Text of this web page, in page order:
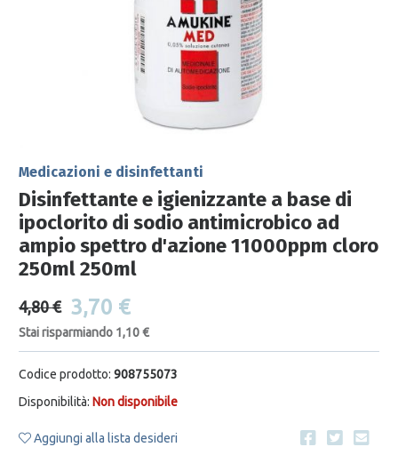
Medicazioni e disinfettanti
Disinfettante e igienizzante a base di
ipoclorito di sodio antimicrobico ad
ampio spettro d'azione 11000ppm cloro
250ml 250ml
4,80 € 3,70 €
Stai risparmiando 1,10 €
Codice prodotto: 908755073
Disponibilità: Non disponibile
Aggiungi alla lista desideri